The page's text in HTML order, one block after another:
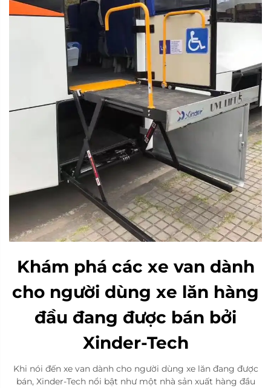
Khám phá các xe van dành
cho người dùng xe lăn hàng
đầu đang được bán bởi
Xinder-Tech
Khi nói đến xe van dành cho người dùng xe lăn đang được
bán, Xinder-Tech nổi bật như một nhà sản xuất hàng đầu